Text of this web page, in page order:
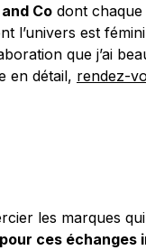
Co dont
l’univers est
que j’ai
en détail, rendez-
les marques
ces